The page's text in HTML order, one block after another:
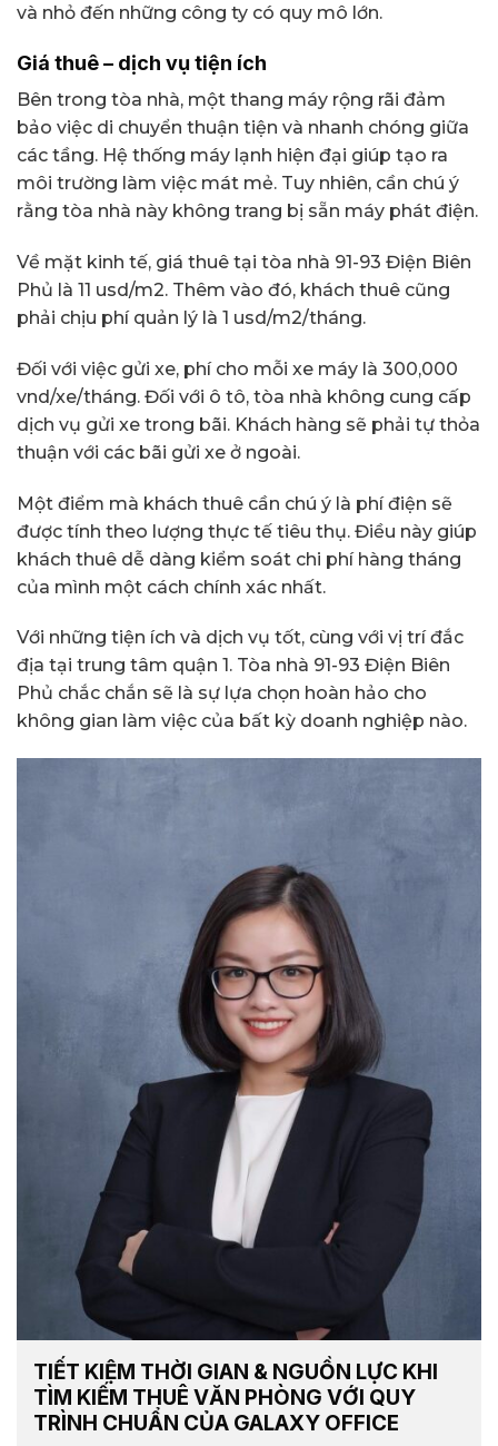
và nhỏ đến những công ty có quy mô lớn.
Giá thuê – dịch vụ tiện ích
Bên trong tòa nhà, một thang máy rộng rãi đảm
bảo việc di chuyển thuận tiện và nhanh chóng giữa
các tầng. Hệ thống máy lạnh hiện đại giúp tạo ra
môi trường làm việc mát mẻ. Tuy nhiên, cần chú ý
rằng tòa nhà này không trang bị sẵn máy phát điện.
Về mặt kinh tế, giá thuê tại tòa nhà 91-93 Điện Biên
Phủ là 11 usd/m2. Thêm vào đó, khách thuê cũng
phải chịu phí quản lý là 1 usd/m2/tháng.
Đối với việc gửi xe, phí cho mỗi xe máy là 300,000
vnd/xe/tháng. Đối với ô tô, tòa nhà không cung cấp
dịch vụ gửi xe trong bãi. Khách hàng sẽ phải tự thỏa
thuận với các bãi gửi xe ở ngoài.
Một điểm mà khách thuê cần chú ý là phí điện sẽ
được tính theo lượng thực tế tiêu thụ. Điều này giúp
khách thuê dễ dàng kiểm soát chi phí hàng tháng
của mình một cách chính xác nhất.
Với những tiện ích và dịch vụ tốt, cùng với vị trí đắc
địa tại trung tâm quận 1. Tòa nhà 91-93 Điện Biên
Phủ chắc chắn sẽ là sự lựa chọn hoàn hảo cho
không gian làm việc của bất kỳ doanh nghiệp nào.
TIẾT KIỆM THỜI GIAN & NGUỒN LỰC KHI
TÌM KIẾM THUÊ VĂN PHÒNG VỚI QUY
TRÌNH CHUẨN CỦA GALAXY OFFICE